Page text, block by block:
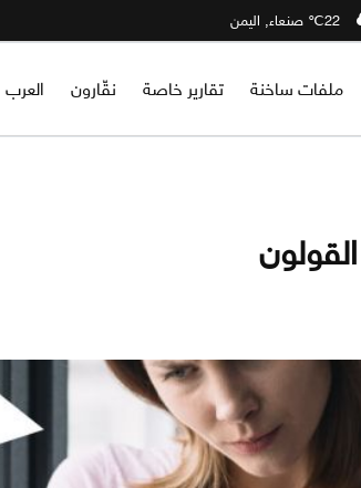
22℃ صنعاء, اليمن
ملفات ساخنة تقارير خاصة نقّارون العرب